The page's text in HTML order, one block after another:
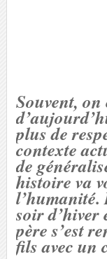
Souvent, on
plus de
contexte
de
histoire va
l’humanité.
soir d’hiver
père s’est
fils avec un